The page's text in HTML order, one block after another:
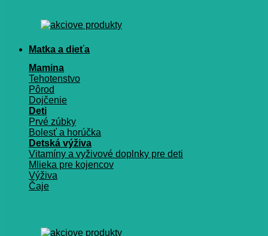
Matka a dieťa
Mamina
Tehotenstvo
Pôrod
Dojčenie
Deti
Prvé zúbky
Bolesť a horúčka
Detská výživa
Vitamíny a vyživové doplnky pre deti
Mlieka pre kojencov
Výživa
Čaje